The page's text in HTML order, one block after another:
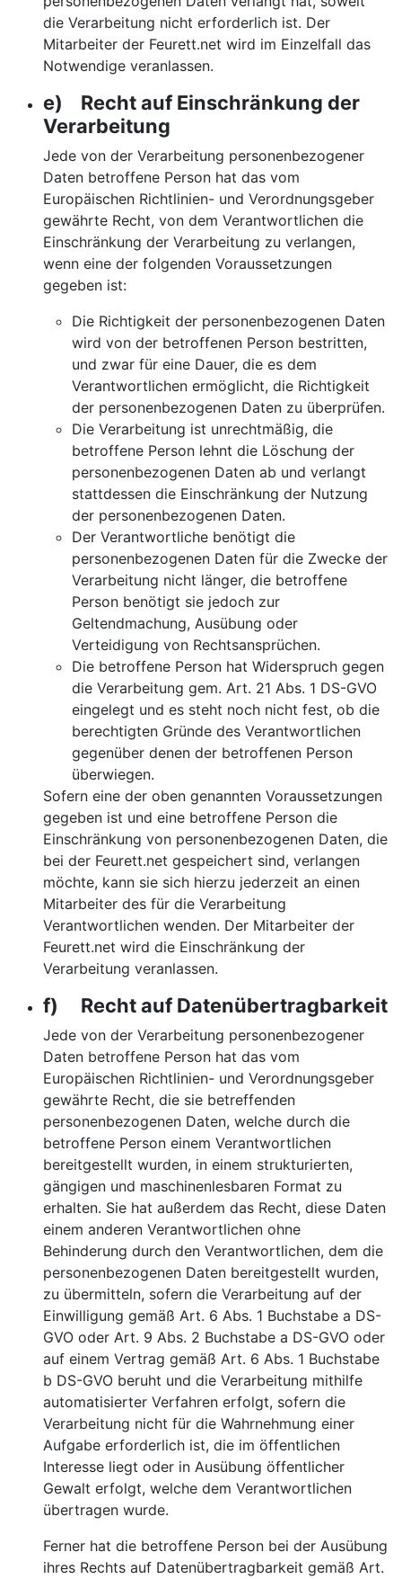
die Verarbeitung nicht erforderlich ist. Der
Mitarbeiter der Feurett.net wird im Einzelfall das
Notwendige veranlassen.
e) Recht auf Einschränkung der
Verarbeitung
Jede von der Verarbeitung personenbezogener
Daten betroffene Person hat das vom
Europäischen Richtlinien- und Verordnungsgeber
gewährte Recht, von dem Verantwortlichen die
Einschränkung der Verarbeitung zu verlangen,
wenn eine der folgenden Voraussetzungen
gegeben ist:
Die Richtigkeit der personenbezogenen Daten
wird von der betroffenen Person bestritten,
und zwar für eine Dauer, die es dem
Verantwortlichen ermöglicht, die Richtigkeit
der personenbezogenen Daten zu überprüfen.
Die Verarbeitung ist unrechtmäßig, die
betroffene Person lehnt die Löschung der
personenbezogenen Daten ab und verlangt
stattdessen die Einschränkung der Nutzung
der personenbezogenen Daten.
Der Verantwortliche benötigt die
personenbezogenen Daten für die Zwecke der
Verarbeitung nicht länger, die betroffene
Person benötigt sie jedoch zur
Geltendmachung, Ausübung oder
Verteidigung von Rechtsansprüchen.
Die betroffene Person hat Widerspruch gegen
die Verarbeitung gem. Art. 21 Abs. 1 DS-GVO
eingelegt und es steht noch nicht fest, ob die
berechtigten Gründe des Verantwortlichen
gegenüber denen der betroffenen Person
überwiegen.
Sofern eine der oben genannten Voraussetzungen
gegeben ist und eine betroffene Person die
Einschränkung von personenbezogenen Daten, die
bei der Feurett.net gespeichert sind, verlangen
möchte, kann sie sich hierzu jederzeit an einen
Mitarbeiter des für die Verarbeitung
Verantwortlichen wenden. Der Mitarbeiter der
Feurett.net wird die Einschränkung der
Verarbeitung veranlassen.
f) Recht auf Datenübertragbarkeit
Jede von der Verarbeitung personenbezogener
Daten betroffene Person hat das vom
Europäischen Richtlinien- und Verordnungsgeber
gewährte Recht, die sie betreffenden
personenbezogenen Daten, welche durch die
betroffene Person einem Verantwortlichen
bereitgestellt wurden, in einem strukturierten,
gängigen und maschinenlesbaren Format zu
erhalten. Sie hat außerdem das Recht, diese Daten
einem anderen Verantwortlichen ohne
Behinderung durch den Verantwortlichen, dem die
personenbezogenen Daten bereitgestellt wurden,
zu übermitteln, sofern die Verarbeitung auf der
Einwilligung gemäß Art. 6 Abs. 1 Buchstabe a DS-
GVO oder Art. 9 Abs. 2 Buchstabe a DS-GVO oder
auf einem Vertrag gemäß Art. 6 Abs. 1 Buchstabe
b DS-GVO beruht und die Verarbeitung mithilfe
automatisierter Verfahren erfolgt, sofern die
Verarbeitung nicht für die Wahrnehmung einer
Aufgabe erforderlich ist, die im öffentlichen
Interesse liegt oder in Ausübung öffentlicher
Gewalt erfolgt, welche dem Verantwortlichen
übertragen wurde.
Ferner hat die betroffene Person bei der Ausübung
ihres Rechts auf Datenübertragbarkeit gemäß Art.